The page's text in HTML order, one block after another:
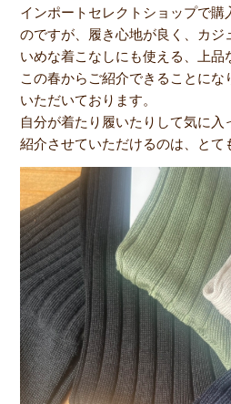
インポートセレクトショップで購
のですが、履き心地が良く、カジ
いめな着こなしにも使える、上品
この春からご紹介できることにな
いただいております。
自分が着たり履いたりして気に入
紹介させていただけるのは、とて